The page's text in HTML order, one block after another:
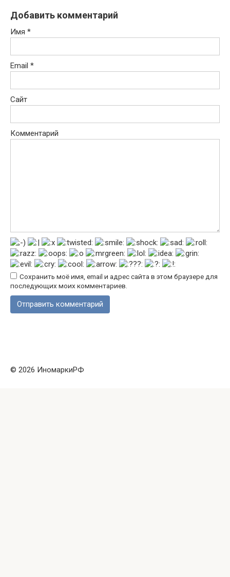
Добавить комментарий
Имя *
Email *
Сайт
Комментарий
Сохранить моё имя, email и адрес сайта в этом браузере для
последующих моих комментариев.
© 2026 ИномаркиРФ